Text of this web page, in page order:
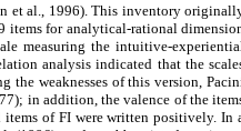
et al., 1996). This inventory
for analytical-rational
measuring the intuitive-
analysis indicated that the
the weaknesses of this version,
in addition, the valence of the
of FI were written positively. In